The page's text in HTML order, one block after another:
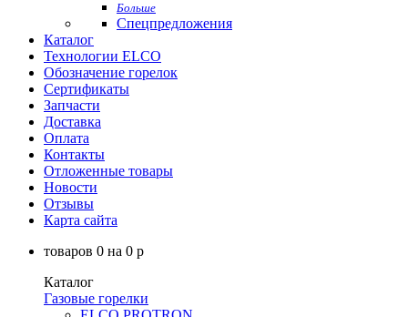
Больше
Спецпредложения
Каталог
Технологии ELCO
Обозначение горелок
Сертификаты
Запчасти
Доставка
Оплата
Контакты
Отложенные товары
Новости
Отзывы
Карта сайта
товаров 0 на 0 p
Каталог
Газовые горелки